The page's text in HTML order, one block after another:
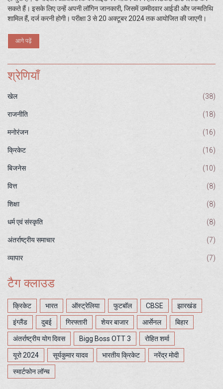
सकते हैं। इसके लिए उन्हें अपनी लॉगिन जानकारी, जिसमें उम्मीदवार आईडी और जन्मतिथि
शामिल हैं, दर्ज करनी होगी। परीक्षा 3 से 20 अक्टूबर 2024 तक आयोजित की जाएगी।
आगे पढ़ें
श्रेणियाँ
खेल (38)
राजनीति (18)
मनोरंजन (16)
क्रिकेट (16)
बिजनेस (10)
वित्त (8)
शिक्षा (8)
धर्म एवं संस्कृति (8)
अंतर्राष्ट्रीय समाचार (7)
व्यापार (7)
टैग क्लाउड
क्रिकेट भारत ऑस्ट्रेलिया फुटबॉल CBSE झारखंड
इंग्लैंड दुबई गिरफ्तारी शेयर बाजार आर्सेनल बिहार
अंतर्राष्ट्रीय योग दिवस Bigg Boss OTT 3 रोहित शर्मा
यूरो 2024 सूर्यकुमार यादव भारतीय क्रिकेट नरेंद्र मोदी
स्मार्टफोन लॉन्च